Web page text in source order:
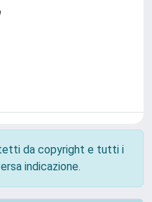
da copyright e tutti i
indicazione.